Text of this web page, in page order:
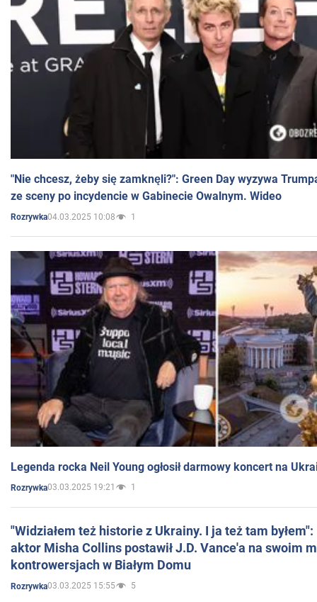
"Nie chcesz, żeby się zamknęli?": Green Day wyzywa
ze sceny po incydencie w Gabinecie Owalnym. Wideo
Rozrywka04.03.2025 10:08 1
Legenda rocka Neil Young ogłosił darmowy koncert na
Rozrywka03.03.2025 19:21 1
"Widziałem też historie z Ukrainy. I ja też tam
aktor Misha Collins postawił J.D. Vance'a na swoim
kontrowersjach w Białym Domu
Rozrywka03.03.2025 15:55 5